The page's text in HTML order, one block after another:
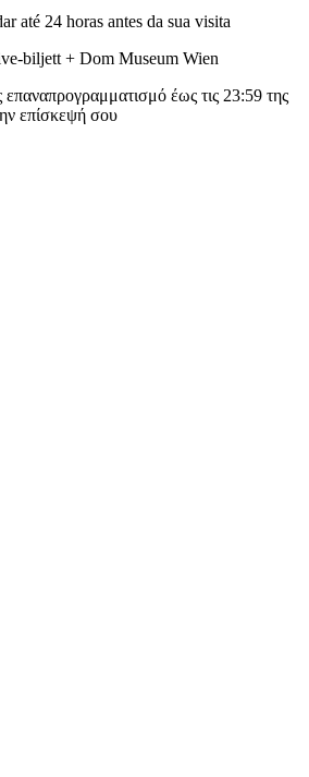
até 24 horas antes da sua visita
biljett + Dom Museum Wien
επαναπρογραμματισμό έως τις 23:59 της
επίσκεψή σου